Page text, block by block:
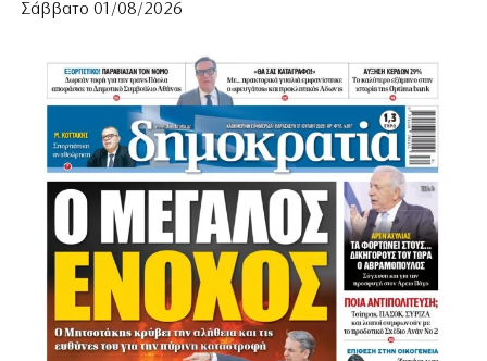
Σάββατο 01/08/2026